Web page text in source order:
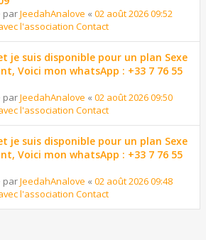
parJeedahAnalove « 02 août 2026 09:52
l'association Contact
je suis disponible pour un plan Sexe
Voici mon whatsApp : +33 7 76 55
parJeedahAnalove « 02 août 2026 09:50
l'association Contact
je suis disponible pour un plan Sexe
Voici mon whatsApp : +33 7 76 55
parJeedahAnalove « 02 août 2026 09:48
l'association Contact